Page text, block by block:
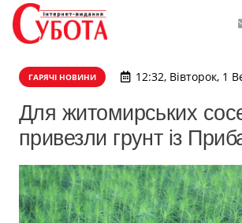
ГАРЯЧІ НОВИНИ 12:32, Вівторок, 1
Для житомирських
привезли грунт із